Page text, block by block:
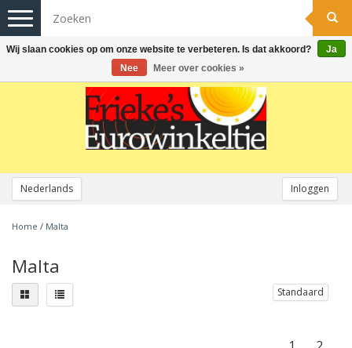
Nederlands Inloggen
Toggle
navigation
Home / Malta
Malta
Standaard
Wij slaan cookies op om onze website te verbeteren. Is dat akkoord?
Ja
Nee
Meer over cookies »